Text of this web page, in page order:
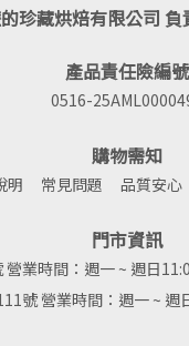
珍藏烘焙有限公司
產品責任險編號
0516-
購物需知
明 常見問題 品質安心
門市資訊
業時間：週一 ~ 週日
號 營業時間：週一 ~